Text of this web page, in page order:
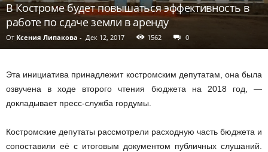
В Костроме будет повышаться эффективность в
работе по сдаче земли в аренду
От Ксения Липакова - Дек 12, 2017 1562 0
Эта инициатива принадлежит костромским депутатам, она была
озвучена в ходе второго чтения бюджета на 2018 год, —
докладывает пресс-служба гордумы.
Костромские депутаты рассмотрели расходную часть бюджета и
сопоставили её с итоговым документом публичных слушаний.